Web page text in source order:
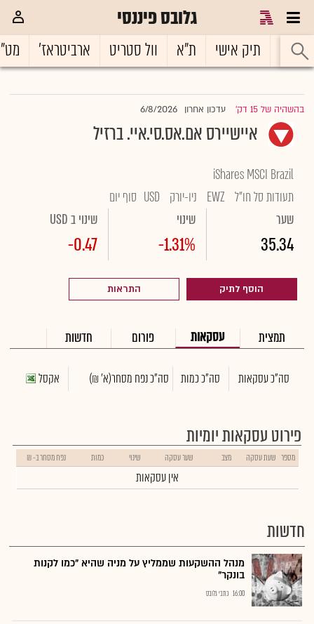
גלובס פיננסי
ראשי תיק אישי ת"א וול סטריט ארביטראז'
בהשהיה של 15 דק' |עדכון אחרון 6/8/2026
איישיירס אם.אס.סי.איי. ברזיל
iShares MSCI Brazil
תעודות סל חו"ל EWZ ניו-יורק USD סוף יום
שער
35.34
שינוי
-1.31%
שינוי ב USD
-0.47
הוסף לתיק התראות
תמצית עסקאות פורום חדשות
סה"כ עסקאות סה"כ כמות סה"כ נפח מסחר(א' ₪) אקסל
פירוט עסקאות יומיות
מספר שעת עסקה מצב שער עסקה שינוי כמות נפח מסחר ב- ₪
אין עסקאות
חדשות
מנהל ההשקעות שממליץ על מניה שהיא "כמו לקנות
בונקר"
16:00 כתבי גלובס